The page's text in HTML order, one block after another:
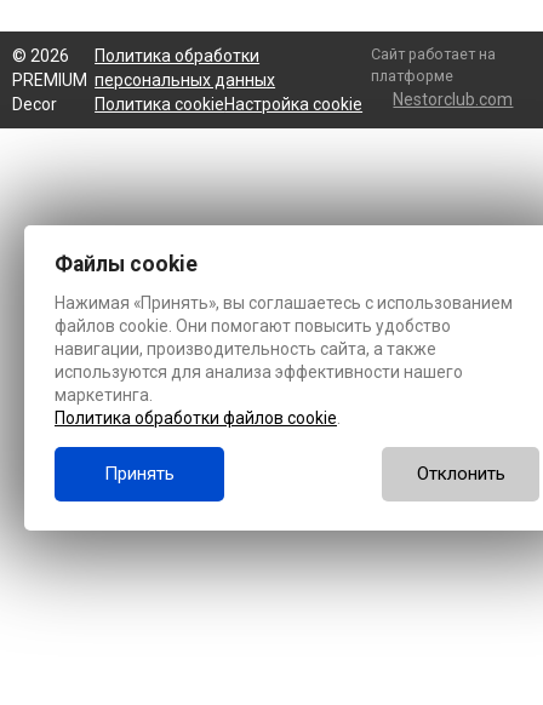
© 2026
PREMIUM
Decor
Политика обработки
персональных данных
Политика cookieНастройка cookie
Сайт работает на
платформе
Nestorclub.com
Файлы cookie
Нажимая «Принять», вы соглашаетесь с использованием
файлов cookie. Они помогают повысить удобство
навигации, производительность сайта, а также
используются для анализа эффективности нашего
маркетинга.
Политика обработки файлов cookie
Принять Отклонить